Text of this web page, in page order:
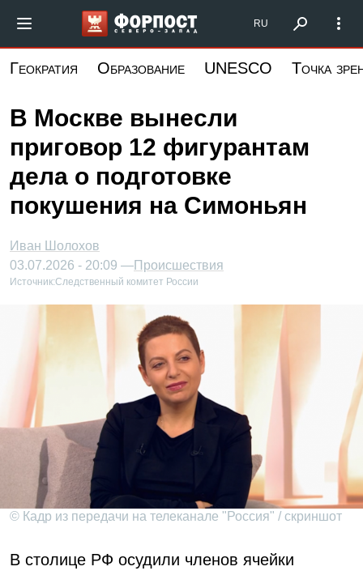
основному
Форпост Северо-Запад
RU
Геократия Образование UNESCO Точка
В Москве вынесли
приговор 12 фигурантам
дела о подготовке
покушения на Симоньян
Иван Шолохов
03.07.2026 - 20:09 —Происшествия
Источник:Следственный комитет России
© Кадр из передачи на телеканале "Россия" / скриншот
В столице РФ осудили членов ячейки